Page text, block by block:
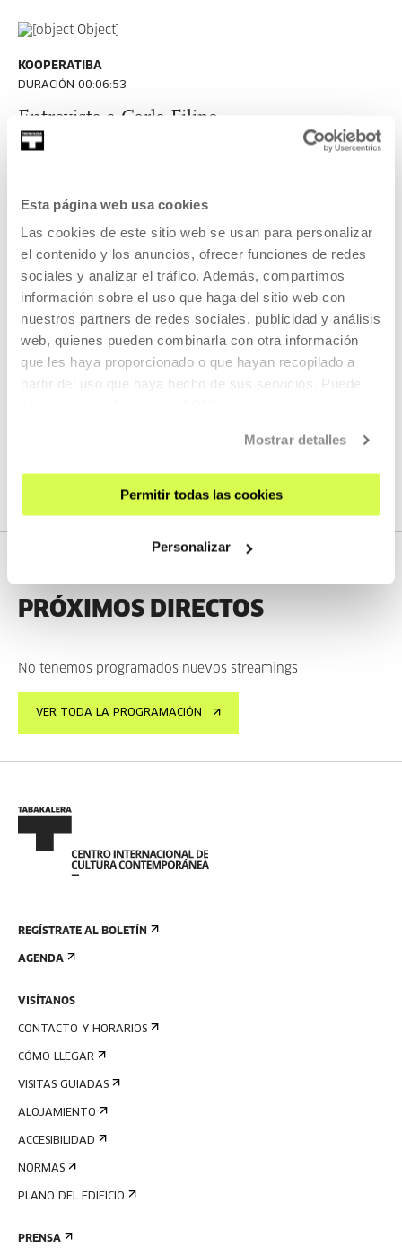
Esta página web usa cookies
Las cookies de este sitio web se usan para personalizar
el contenido y los anuncios, ofrecer funciones de redes
sociales y analizar el tráfico. Además, compartimos
información sobre el uso que haga del sitio web con
nuestros partners de redes sociales, publicidad y análisis
web, quienes pueden combinarla con otra información
que les haya proporcionado o que hayan recopilado a
partir del uso que haya hecho de sus servicios. Puede
Mostrar detalles
Permitir todas las cookies
Personalizar
KOOPERATIBA
DURACIÓN 00:06:53
Entrevista a Carla Filipe
CARLA FILIPE
KOOPERATIBA
DURACIÓN 00:06:49
Entrevista a Taxio Ardanaz
TAXIO ARDANAZ ES EU | ES | EN
VER TODO EL CONTENIDO
PRÓXIMOS DIRECTOS
No tenemos programados nuevos streamings
VER TODA LA PROGRAMACIÓN
REGÍSTRATE AL BOLETÍN
AGENDA
VISÍTANOS
CONTACTO Y HORARIOS
CÓMO LLEGAR
VISITAS GUIADAS
ALOJAMIENTO
ACCESIBILIDAD
NORMAS
PLANO DEL EDIFICIO
PRENSA